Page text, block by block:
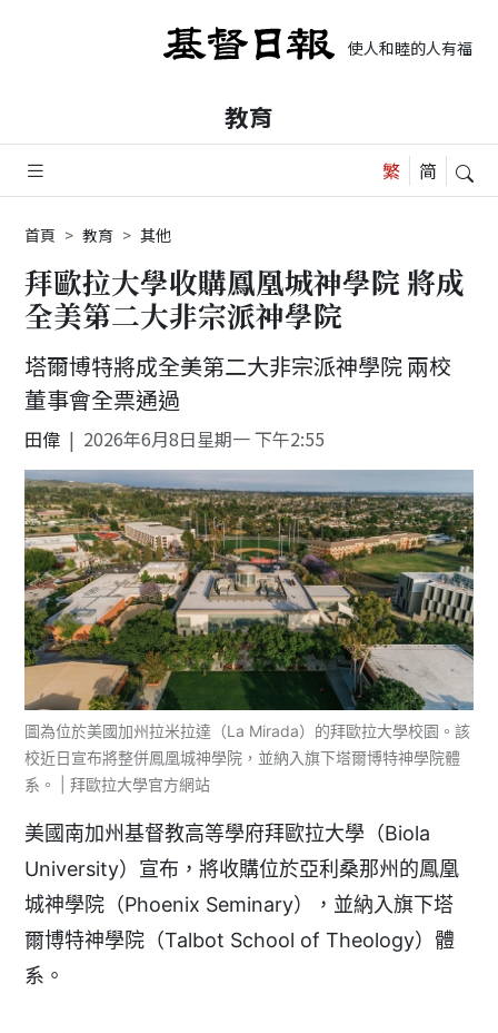
使人和睦的人有福了
教育
首頁 教育 其他
拜歐拉大學收購鳳凰城神學院 將成
全美第二大非宗派神學院
塔爾博特將成全美第二大非宗派神學院 兩校
董事會全票通過
田偉 2026年6月8日星期一 下午2:55
圖為位於美國加州拉米拉達（La Mirada）的拜歐拉大學校園。該
校近日宣布將整併鳳凰城神學院，並納入旗下塔爾博特神學院體
系。 | 拜歐拉大學官方網站
美國南加州基督教高等學府拜歐拉大學（Biola
University）宣布，將收購位於亞利桑那州的鳳凰
城神學院（Phoenix Seminary），並納入旗下塔
爾博特神學院（Talbot School of Theology）體
系。